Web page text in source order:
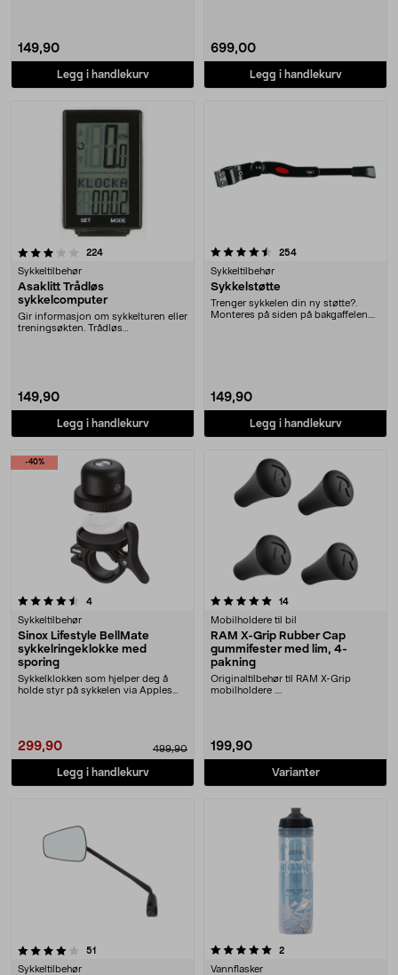
149,90
Legg i handlekurv
699,00
Legg i handlekurv
224anmeldelser
Sykkeltilbehør
Asaklitt Trådløs
sykkelcomputer
Gir informasjon om sykkelturen eller
treningsøkten. Trådløs
149,90
Legg i handlekurv
4.5 av 5 stjerner 254anmeldelser
Sykkeltilbehør
Sykkelstøtte
Trenger sykkelen din ny støtte?.
Monteres på siden på bakgaffelen.
149,90
Legg i handlekurv
-40%
4anmeldelser
Sykkeltilbehør
Sinox Lifestyle BellMate
sykkelringeklokke med
sporing
Sykkelklokken som hjelper deg å
holde styr på sykkelen via Apples
299,90 499,90
Legg i handlekurv
5.0 av 5 stjerner 14anmeldelser
Mobilholdere til bil
RAM X-Grip Rubber Cap
gummifester med lim, 4-
pakning
Originaltilbehør til RAM X-Grip
mobilholdere ....
199,90
Varianter
51
Sykkeltilbehør
5.0 av 5 stjerner 2anmeldelser
Vannflasker